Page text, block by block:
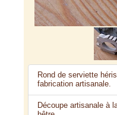
Rond de serviette
fabrication artisanale.
Découpe artisanale à